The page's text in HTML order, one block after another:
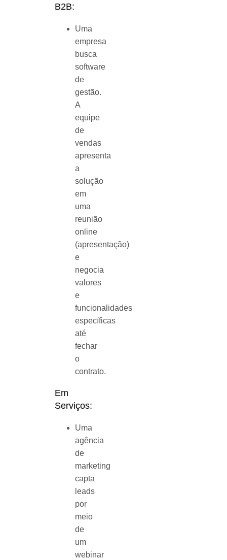
B2B:
Uma
empresa
busca
software
de
gestão.
A
equipe
de
vendas
apresenta
a
solução
em
uma
reunião
online
(apresentação)
e
negocia
valores
e
funcionalidades
específicas
até
fechar
o
contrato.
Em
Serviços:
Uma
agência
de
marketing
capta
leads
por
meio
de
um
webinar